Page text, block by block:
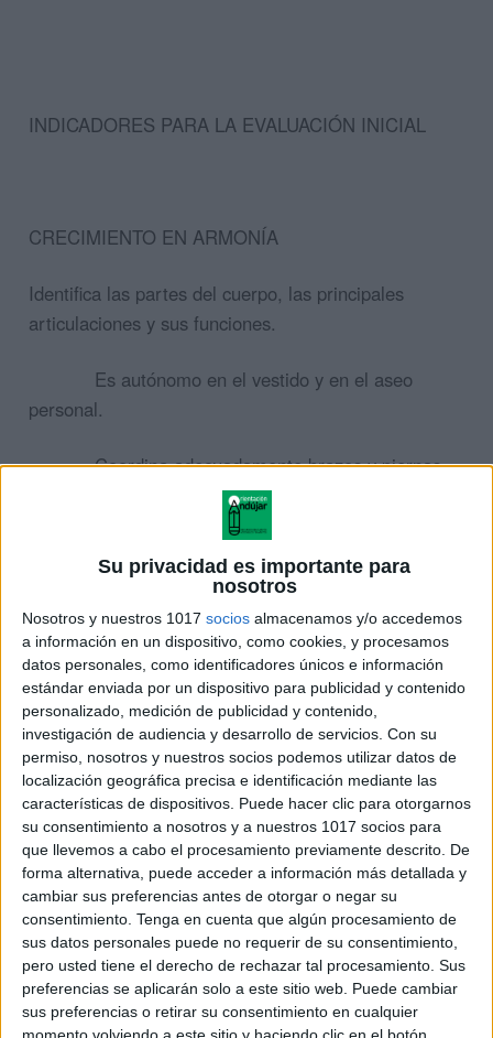
Su privacidad es importante para
nosotros
Nosotros y nuestros 1017 socios almacenamos y/o accedemos
a información en un dispositivo, como cookies, y procesamos
datos personales, como identificadores únicos e información
estándar enviada por un dispositivo para publicidad y contenido
personalizado, medición de publicidad y contenido,
investigación de audiencia y desarrollo de servicios. Con su
permiso, nosotros y nuestros socios podemos utilizar datos de
localización geográfica precisa e identificación mediante las
características de dispositivos. Puede hacer clic para otorgarnos
su consentimiento a nosotros y a nuestros 1017 socios para
que llevemos a cabo el procesamiento previamente descrito. De
forma alternativa, puede acceder a información más detallada y
cambiar sus preferencias antes de otorgar o negar su
consentimiento. Tenga en cuenta que algún procesamiento de
sus datos personales puede no requerir de su consentimiento,
pero usted tiene el derecho de rechazar tal procesamiento. Sus
preferencias se aplicarán solo a este sitio web. Puede cambiar
sus preferencias o retirar su consentimiento en cualquier
momento volviendo a este sitio y haciendo clic en el botón
INDICADORES PARA LA EVALUACIÓN INICIAL
CRECIMIENTO EN ARMONÍA
Identifica las partes del cuerpo, las principales
articulaciones y sus funciones.
Es autónomo en el vestido y en el aseo
personal.
Coordina adecuadamente brazos y piernas.
Participa en juegos de forma activa.
Manipula objetos pequeños con control y
precisión.
Es responsable en la realización de las
tareas cotidianas.
Sigue rutinas y respeta las reglas del grupo.
DESCUBRIMIENTO Y EXPLORACIÓN DEL
ENTORNO
Identifica algunas características climáticas, así como
algunos alimentos y animales más típicos de cada
estación del año.